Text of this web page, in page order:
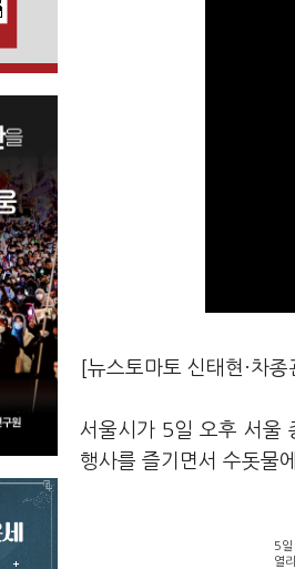
[뉴스토마토 신태현·차
서울시가 5일 오후 서울
행사를 즐기면서 수돗물
5일
열